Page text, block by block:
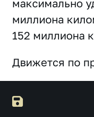
максимально
миллиона
152 миллиона
Движется по